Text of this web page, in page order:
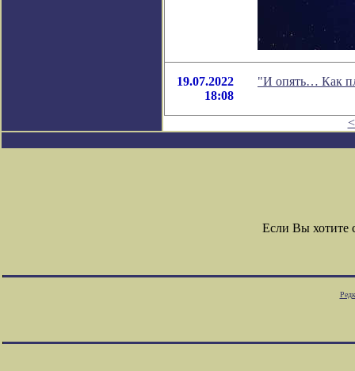
19.07.2022
18:08
"И опять… Как
Если Вы хотите